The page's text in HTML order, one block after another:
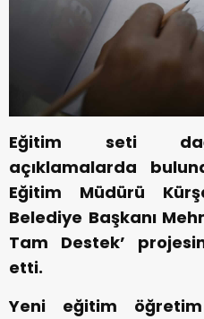
Eğitim seti
açıklamalarda
Eğitim Müdürü
Belediye Başkanı
Tam Destek’
etti.
Yeni eğitim